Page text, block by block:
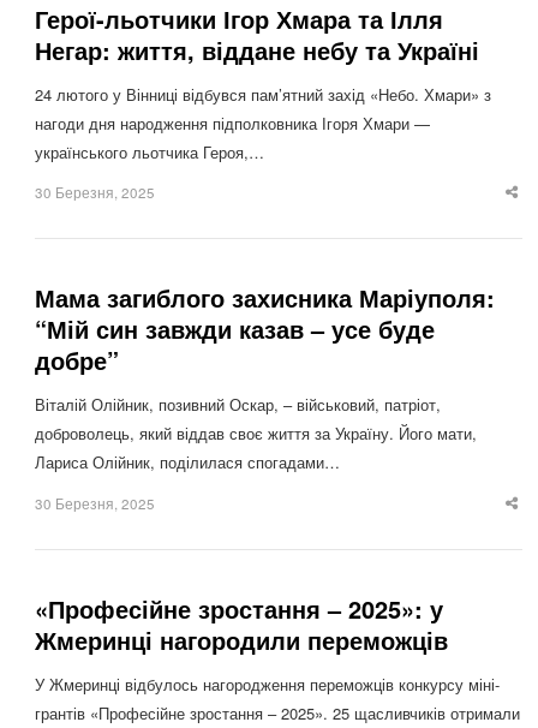
Герої-льотчики Ігор Хмара та Ілля
Негар: життя, віддане небу та Україні
24 лютого у Вінниці відбувся пам’ятний захід «Небо. Хмари» з
нагоди дня народження підполковника Ігоря Хмари —
українського льотчика Героя,…
30 Березня, 2025
Мама загиблого захисника Маріуполя:
“Мій син завжди казав – усе буде
добре”
Віталій Олійник, позивний Оскар, – військовий, патріот,
доброволець, який віддав своє життя за Україну. Його мати,
Лариса Олійник, поділилася спогадами…
30 Березня, 2025
«Професійне зростання – 2025»: у
Жмеринці нагородили переможців
У Жмеринці відбулось нагородження переможців конкурсу міні-
грантів «Професійне зростання – 2025». 25 щасливчиків отримали